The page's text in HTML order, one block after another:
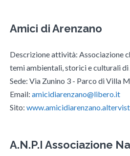
Amici di Arenzano
Descrizione attività: Associazione
temi ambientali, storici e culturali di
Sede: Via Zunino 3 - Parco di Villa
Email: amicidiarenzano@libero.it
Sito:
A.N.P.I Associazione